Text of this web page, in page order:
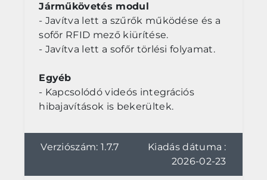
Járműkövetés modul
- Javítva lett a szűrők működése és a
sofőr RFID mező kiürítése.
- Javítva lett a sofőr törlési folyamat.
Egyéb
- Kapcsolódó videós integrációs
hibajavítások is bekerültek.
Verziószám: 1.7.7
Kiadás dátuma :
2026-02-23